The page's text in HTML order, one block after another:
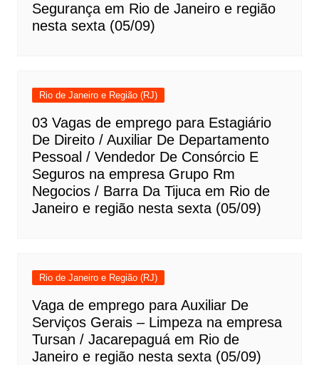
Segurança em Rio de Janeiro e região
nesta sexta (05/09)
Rio de Janeiro e Região (RJ)
03 Vagas de emprego para Estagiário
De Direito / Auxiliar De Departamento
Pessoal / Vendedor De Consórcio E
Seguros na empresa Grupo Rm
Negocios / Barra Da Tijuca em Rio de
Janeiro e região nesta sexta (05/09)
Rio de Janeiro e Região (RJ)
Vaga de emprego para Auxiliar De
Serviços Gerais – Limpeza na empresa
Tursan / Jacarepaguá em Rio de
Janeiro e região nesta sexta (05/09)